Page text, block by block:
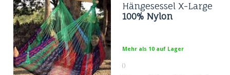
Hängesessel X-Large
100% Nylon
Mehr als 10 auf Lager
()